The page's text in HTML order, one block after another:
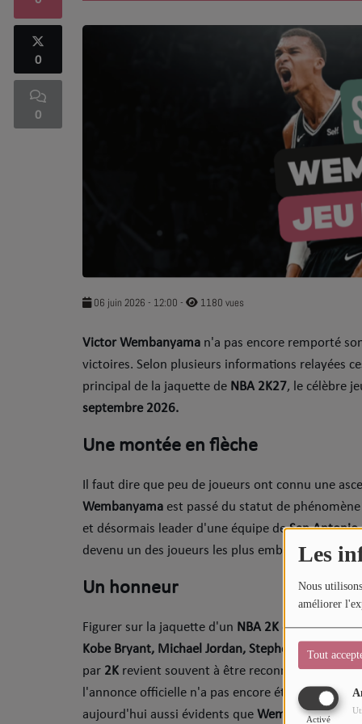
Les
Nous
améliorer
Tout
Activé
SOUL ADDICT PLAY
Flash News
5 bonnes raisons
URBAN CULTURE
0
0
06 juin 2026 - 12:00 - 1180 vues
Victor Wembanyama n'a pas encore remporté
victoires. Selon plusieurs informations relayées
principal de la jaquette de NBA 2K27, le célèbre
septembre 2026.
Une montée en flèche
Il faut dire que peu de joueurs ont connu une
Wembanyama est passé du statut de
et désormais leader d'une équipe deSan Antonio
devenu un des joueurs les plus emblématiques
Un honneur
Figurer sur la jaquette d'un NBA 2K dépasse
Kobe Bryant, Michael Jordan, Stephen Curry
par 2K revient souvent à être reconnu comme
l'annonce officielle n'a pas encore été
aujourd'hui aussi évidents que Wemby.